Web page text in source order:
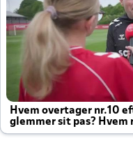
Hvem overtager nr.10
glemmer sit pas? Hvem
altid til efter kampe?